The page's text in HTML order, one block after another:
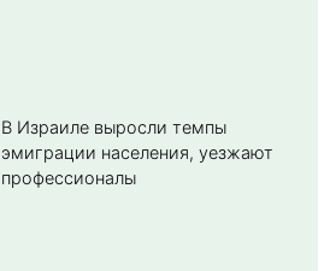
В Израиле выросли темпы
эмиграции населения, уезжают
профессионалы